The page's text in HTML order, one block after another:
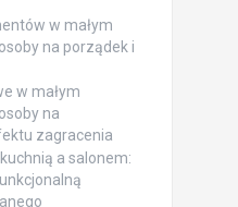
w małym
na porządek i
w małym
na
zagracenia
a salonem: